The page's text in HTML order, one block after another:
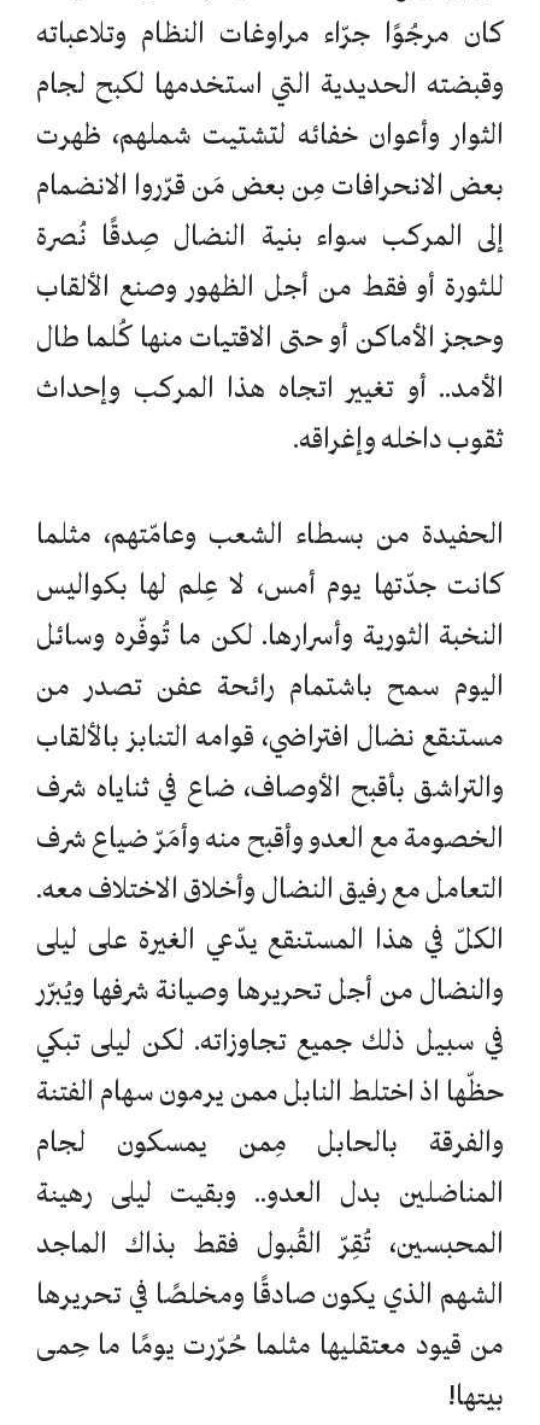
كان مرجُوًا جرّاء مراوغات النظام وتلاعباته
وقبضته الحديدية التي استخدمها لكبح لجام
الثوار وأعوان خفائه لتشتيت شملهم، ظهرت
بعض الانحرافات مِن بعض مَن قرّروا الانضمام
إلى المركب سواء بنية النضال صِدقًا نُصرة
للثورة أو فقط من أجل الظهور وصنع الألقاب
وحجز الأماكن أو حتى الاقتيات منها كُلما طال
الأمد.. أو تغيير اتجاه هذا المركب وإحداث
ثقوب داخله وإغراقه.
الحفيدة من بسطاء الشعب وعامّتهم، مثلما
كانت جدّتها يوم أمس، لا عِلم لها بكواليس
النخبة الثورية وأسرارها. لكن ما تُوفّره وسائل
اليوم سمح باشتمام رائحة عفن تصدر من
مستنقع نضال افتراضي، قوامه التنابز بالألقاب
والتراشق بأقبح الأوصاف، ضاع في ثناياه شرف
الخصومة مع العدو وأقبح منه وأمَرّ ضياع شرف
التعامل مع رفيق النضال وأخلاق الاختلاف معه.
الكلّ في هذا المستنقع يدّعي الغيرة على ليلى
والنضال من أجل تحريرها وصيانة شرفها ويُبرّر
في سبيل ذلك جميع تجاوزاته. لكن ليلى تبكي
حظّها اذ اختلط النابل ممن يرمون سهام الفتنة
والفرقة بالحابل مِمن يمسكون لجام
المناضلين بدل العدو.. وبقيت ليلى رهينة
المحبسين، تُقِرّ القُبول فقط بذاك الماجد
الشهم الذي يكون صادقًا ومخلصًا في تحريرها
من قيود معتقليها مثلما حُرّرت يومًا ما حِمى
بيتها!